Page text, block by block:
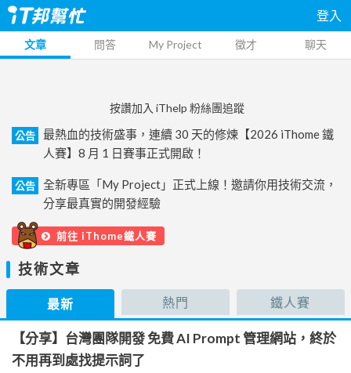
登入
文章 問答 My Project 徵才 聊天
按讚加入 iThelp 粉絲團追蹤
公告
最熱血的技術盛事，連續 30 天的修煉【2026 iThome 鐵
人賽】8 月 1 日賽事正式開啟！
公告
全新專區「My Project」正式上線！邀請你用技術交流，
分享最真實的開發經驗
前往 iThome鐵人賽
技術文章
最新 熱門 鐵人賽
【分享】台灣團隊開發 免費 AI Prompt 管理網站，終於
不用再到處找提示詞了